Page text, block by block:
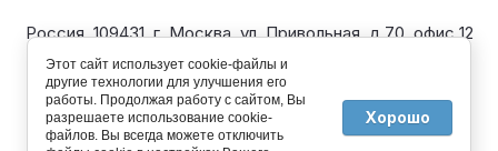
Россия, 109431, г. Москва, ул. Привольная, д.70, офис 12
Этот сайт использует cookie-файлы и
другие технологии для улучшения его
работы. Продолжая работу с сайтом, Вы
разрешаете использование cookie-
файлов. Вы всегда можете отключить
Хорошо